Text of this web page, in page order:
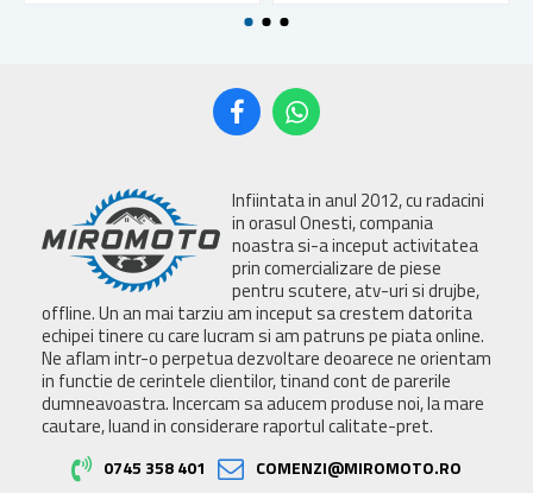
Infiintata in anul 2012, cu radacini
in orasul Onesti, compania
noastra si-a inceput activitatea
prin comercializare de piese
pentru scutere, atv-uri si drujbe,
offline. Un an mai tarziu am inceput sa crestem datorita
echipei tinere cu care lucram si am patruns pe piata online.
Ne aflam intr-o perpetua dezvoltare deoarece ne orientam
in functie de cerintele clientilor, tinand cont de parerile
dumneavoastra. Incercam sa aducem produse noi, la mare
cautare, luand in considerare raportul calitate-pret.
0745 358 401
COMENZI@MIROMOTO.RO